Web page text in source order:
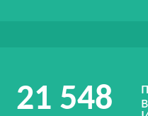
21 548